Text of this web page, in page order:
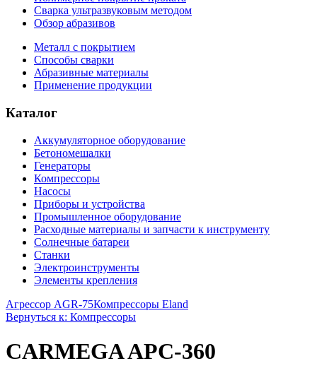
Сварка ультразвуковым методом
Обзор абразивов
Металл с покрытием
Способы сварки
Абразивные материалы
Применение продукции
Каталог
Аккумуляторное оборудование
Бетономешалки
Генераторы
Компрессоры
Насосы
Приборы и устройства
Промышленное оборудование
Расходные материалы и запчасти к инструменту
Солнечные батареи
Станки
Электроинструменты
Элементы крепления
Агрессор AGR-75Компрессоры Eland
Вернуться к: Компрессоры
CARMEGA APC-360